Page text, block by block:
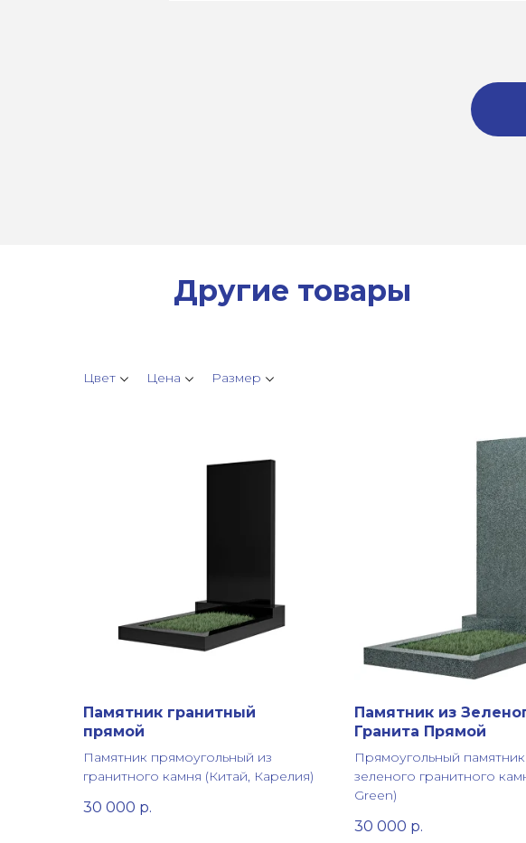
Другие товары
Цвет Цена Размер
Памятник гранитный
прямой
Памятник прямоугольный из
гранитного камня (Китай, Карелия)
30 000 р.
Памятник из
Гранита Прямой
Прямоугольный памятник
зеленого гранитного
Green)
30 000 р.